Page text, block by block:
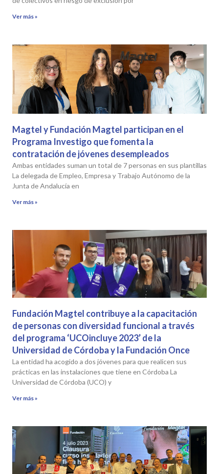
Ver más »
Magtel y Fundación Magtel participan en el
Programa Investigo que fomenta la
contratación de jóvenes desempleados
Ambas entidades suman un total de 7 personas en sus plantillas
La delegada de Empleo, Empresa y Trabajo Autónomo de la
Junta de Andalucía en
Ver más »
Fundación Magtel contribuye a la capacitación
de personas con diversidad funcional a través
del programa ‘UCOincluye 2023’ de la
Universidad de Córdoba y la Fundación Once
La entidad ha acogido a dos jóvenes para que realicen sus
prácticas en las instalaciones que tiene en Córdoba La
Universidad de Córdoba (UCO) y
Ver más »